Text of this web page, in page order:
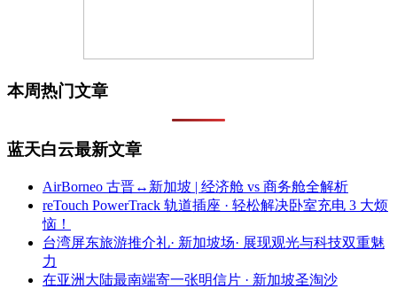
本周热门文章
蓝天白云最新文章
AirBorneo 古晋↔新加坡 | 经济舱 vs 商务舱全解析
reTouch PowerTrack 轨道插座 · 轻松解决卧室充电 3 大烦
恼！
台湾屏东旅游推介礼· 新加坡场· 展现观光与科技双重魅
力
在亚洲大陆最南端寄一张明信片 · 新加坡圣淘沙